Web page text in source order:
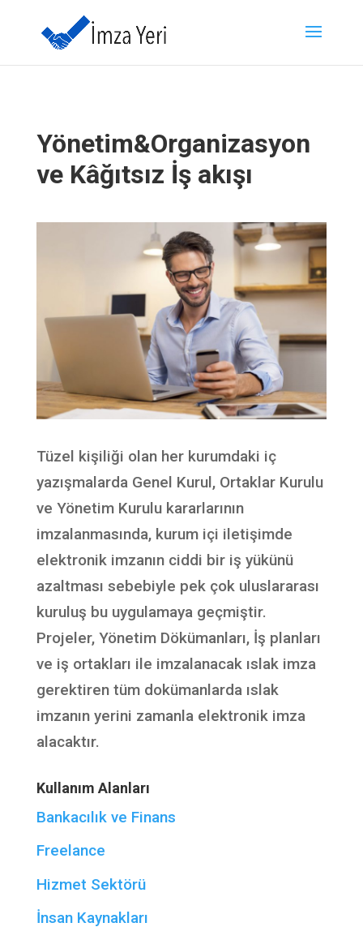
Yönetim&Organizasyon
ve Kâğıtsız İş akışı
Tüzel kişiliği olan her kurumdaki iç
yazışmalarda Genel Kurul, Ortaklar Kurulu
ve Yönetim Kurulu kararlarının
imzalanmasında, kurum içi iletişimde
elektronik imzanın ciddi bir iş yükünü
azaltması sebebiyle pek çok uluslararası
kuruluş bu uygulamaya geçmiştir.
Projeler, Yönetim Dökümanları, İş planları
ve iş ortakları ile imzalanacak ıslak imza
gerektiren tüm dokümanlarda ıslak
imzanın yerini zamanla elektronik imza
alacaktır.
Kullanım Alanları
Bankacılık ve Finans
Freelance
Hizmet Sektörü
İnsan Kaynakları